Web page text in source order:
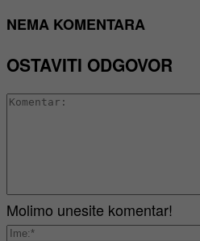
NEMA KOMENTARA
OSTAVITI ODGOVOR
Molimo unesite komentar!